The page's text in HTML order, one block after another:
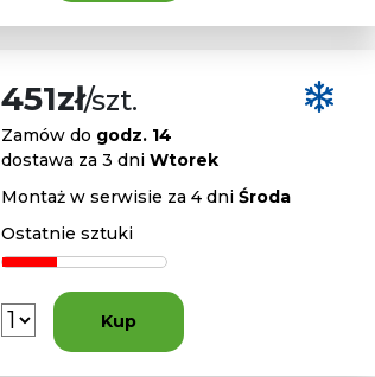
451zł/szt.
Zamów do godz. 14
dostawa za 3 dni Wtorek
Montaż w serwisie za 4 dni Środa
Ostatnie sztuki
Kup